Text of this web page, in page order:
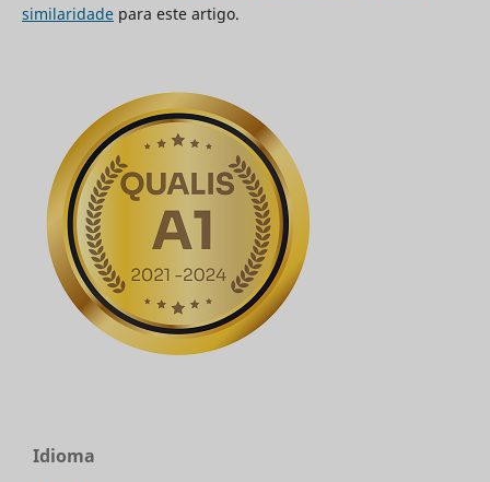
similaridadepara este artigo.
Idioma